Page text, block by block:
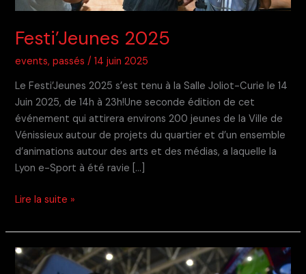
Festi’Jeunes 2025
events,passés /14 juin 2025
Le Festi’Jeunes 2025 s’est tenu à la Salle Joliot-Curie le 14
Juin 2025, de 14h à 23h!Une seconde édition de cet
événement qui attirera environs 200 jeunes de la Ville de
Vénissieux autour de projets du quartier et d’un ensemble
d’animations autour des arts et des médias, a laquelle la
Lyon e-Sport à été ravie […]
Festi’Jeunes
Lire la suite »